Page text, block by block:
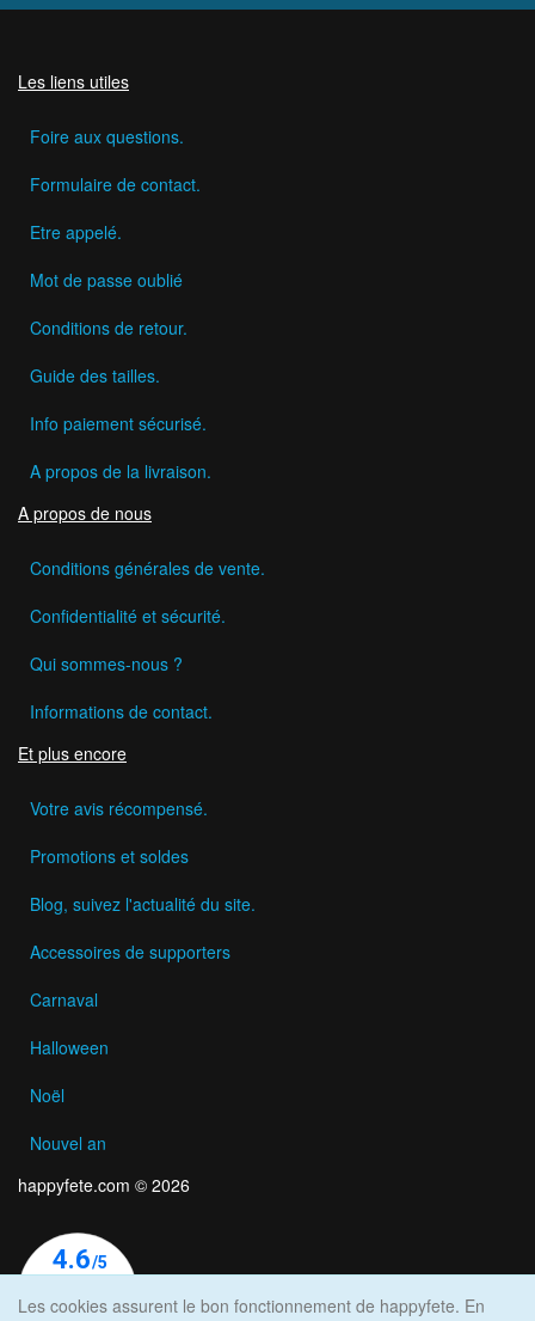
Les liens utiles
Foire aux questions.
Formulaire de contact.
Etre appelé.
Mot de passe oublié
Conditions de retour.
Guide des tailles.
Info paiement sécurisé.
A propos de la livraison.
A propos de nous
Conditions générales de vente.
Confidentialité et sécurité.
Qui sommes-nous ?
Informations de contact.
Et plus encore
Votre avis récompensé.
Promotions et soldes
Blog, suivez l'actualité du site.
Accessoires de supporters
Carnaval
Halloween
Noël
Nouvel an
happyfete.com © 2026
Les cookies assurent le bon fonctionnement de happyfete. En